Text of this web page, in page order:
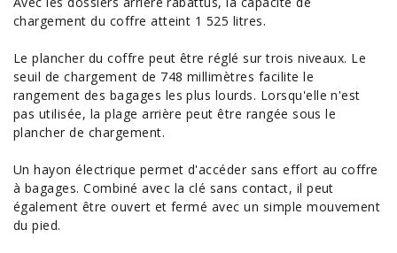
chargement du coffre atteint 1 525 litres.
Le plancher du coffre peut être réglé sur trois niveaux. Le
seuil de chargement de 748 millimètres facilite le
rangement des bagages les plus lourds. Lorsqu'elle n'est
pas utilisée, la plage arrière peut être rangée sous le
plancher de chargement.
Un hayon électrique permet d'accéder sans effort au coffre
à bagages. Combiné avec la clé sans contact, il peut
également être ouvert et fermé avec un simple mouvement
du pied.